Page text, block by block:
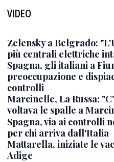
VIDEO
Zelensky a Belgrado:
più centrali elettriche
Spagna, gli italiani a
preoccupazione e
controlli
Marcinelle, La Russa:
voltava le spalle a
Spagna, via ai controlli
per chi arriva dall'Italia
Mattarella, iniziate le
Adige